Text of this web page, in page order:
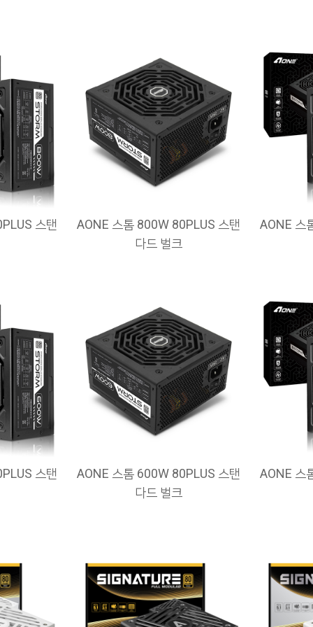
스탠
AONE 스톰 800W 80PLUS 스탠
다드 벌크
AONE 스
스탠
AONE 스톰 600W 80PLUS 스탠
다드 벌크
AONE 스